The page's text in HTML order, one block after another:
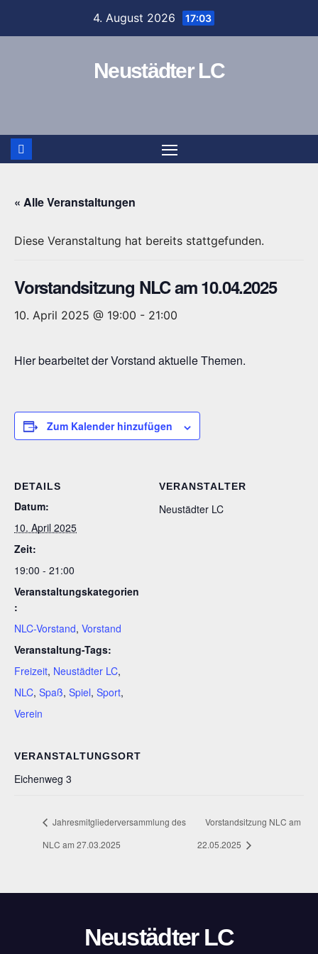
4. August 2026 17:03
Neustädter LC
« Alle Veranstaltungen
Diese Veranstaltung hat bereits stattgefunden.
Vorstandsitzung NLC am 10.04.2025
10. April 2025 @ 19:00 - 21:00
Hier bearbeitet der Vorstand aktuelle Themen.
Zum Kalender hinzufügen
DETAILS
Datum:
10. April 2025
Zeit:
19:00 - 21:00
Veranstaltungskategorien
:
NLC-Vorstand, Vorstand
Veranstaltung-Tags:
Freizeit, Neustädter LC,
NLC, Spaß, Spiel, Sport,
Verein
VERANSTALTER
Neustädter LC
VERANSTALTUNGSORT
Eichenweg 3
Jahresmitgliederversammlung des
NLC am 27.03.2025
Vorstandsitzung NLC am
22.05.2025
Neustädter LC